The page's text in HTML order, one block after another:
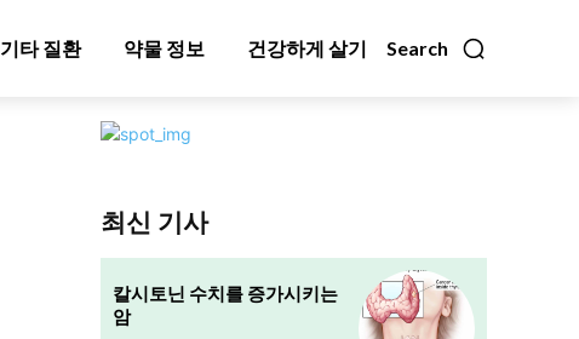
Search
기타 질환 약물 정보 건강하게 살기
최신 기사
칼시토닌 수치를 증가시키는
암